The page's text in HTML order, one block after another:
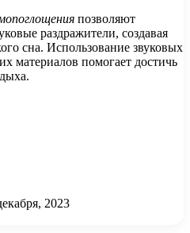
позволяют
раздражители, создавая
сна. Использование звуковых
помогает достичь
2023